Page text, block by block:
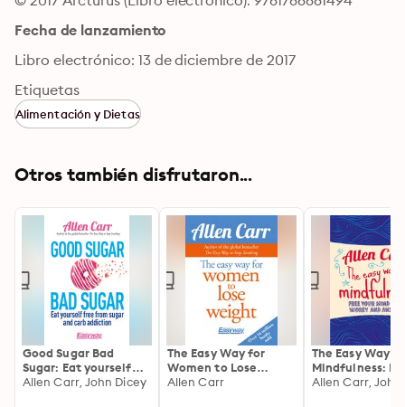
Fecha de lanzamiento
Libro electrónico: 13 de diciembre de 2017
Etiquetas
Alimentación y Dietas
Otros también disfrutaron...
Good Sugar Bad
Sugar: Eat yourself
free from sugar and
Allen Carr, John Dicey
The Easy Way for
Women to Lose
Weight
Allen Carr
The Easy Way to
Mindfulness:
your mind from
Allen Carr, John